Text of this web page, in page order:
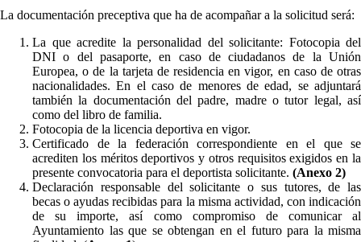
La documentación preceptiva que ha de acompañar a la solicitud será:
La que acredite la personalidad del solicitante: Fotocopia del
DNI o del pasaporte, en caso de ciudadanos de la Unión
Europea, o de la tarjeta de residencia en vigor, en caso de otras
nacionalidades. En el caso de menores de edad, se adjuntará
también la documentación del padre, madre o tutor legal, así
como del libro de familia.
Fotocopia de la licencia deportiva en vigor.
Certificado de la federación correspondiente en el que se
acrediten los méritos deportivos y otros requisitos exigidos en la
presente convocatoria para el deportista solicitante. (Anexo 2)
Declaración responsable del solicitante o sus tutores, de las
becas o ayudas recibidas para la misma actividad, con indicación
de su importe, así como compromiso de comunicar al
Ayuntamiento las que se obtengan en el futuro para la misma